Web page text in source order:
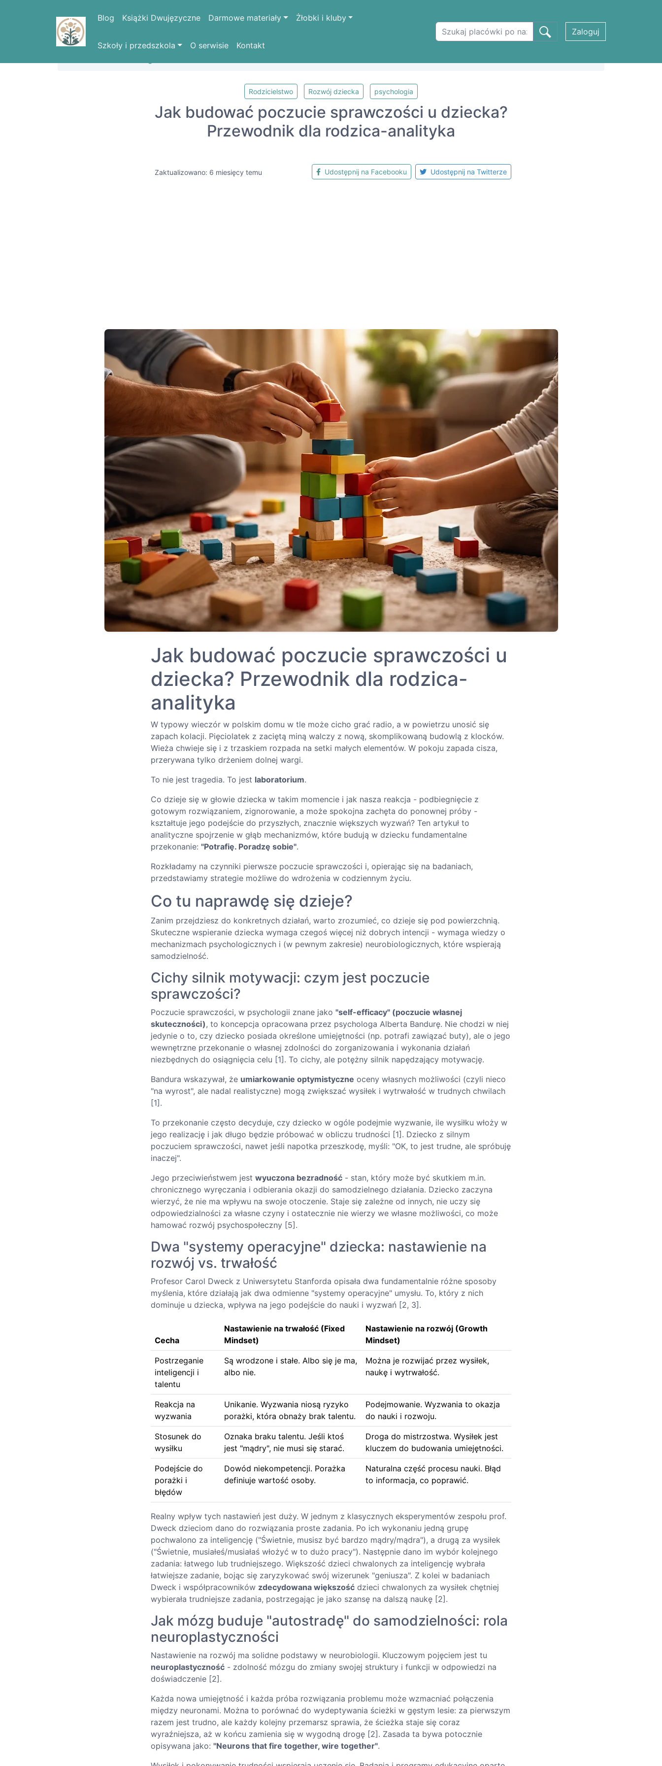
Blog Książki Dwujęzyczne Darmowe materiały Żłobki i kluby
Szkoły i przedszkola O serwisie Kontakt
Zaloguj
Rodzicielstwo Rozwój dziecka psychologia
Jak budować poczucie sprawczości u dziecka?
Przewodnik dla rodzica-analityka
Zaktualizowano: 6 miesięcy temu Udostępnij na Facebooku Udostępnij na Twitterze
Jak budować poczucie sprawczości u
dziecka? Przewodnik dla rodzica-
analityka
W typowy wieczór w polskim domu w tle może cicho grać radio, a w powietrzu unosić się
zapach kolacji. Pięciolatek z zaciętą miną walczy z nową, skomplikowaną budowlą z klocków.
Wieża chwieje się i z trzaskiem rozpada na setki małych elementów. W pokoju zapada cisza,
przerywana tylko drżeniem dolnej wargi.
To nie jest tragedia. To jest laboratorium.
Co dzieje się w głowie dziecka w takim momencie i jak nasza reakcja - podbiegnięcie z
gotowym rozwiązaniem, zignorowanie, a może spokojna zachęta do ponownej próby -
kształtuje jego podejście do przyszłych, znacznie większych wyzwań? Ten artykuł to
analityczne spojrzenie w głąb mechanizmów, które budują w dziecku fundamentalne
przekonanie: "Potrafię. Poradzę sobie".
Rozkładamy na czynniki pierwsze poczucie sprawczości i, opierając się na badaniach,
przedstawiamy strategie możliwe do wdrożenia w codziennym życiu.
Co tu naprawdę się dzieje?
Zanim przejdziesz do konkretnych działań, warto zrozumieć, co dzieje się pod powierzchnią.
Skuteczne wspieranie dziecka wymaga czegoś więcej niż dobrych intencji - wymaga wiedzy o
mechanizmach psychologicznych i (w pewnym zakresie) neurobiologicznych, które wspierają
samodzielność.
Cichy silnik motywacji: czym jest poczucie
sprawczości?
Poczucie sprawczości, w psychologii znane jako "self-efficacy" (poczucie własnej
skuteczności), to koncepcja opracowana przez psychologa Alberta Bandurę. Nie chodzi w niej
jedynie o to, czy dziecko posiada określone umiejętności (np. potrafi zawiązać buty), ale o jego
wewnętrzne przekonanie o własnej zdolności do zorganizowania i wykonania działań
niezbędnych do osiągnięcia celu [1]. To cichy, ale potężny silnik napędzający motywację.
Bandura wskazywał, że umiarkowanie optymistyczne oceny własnych możliwości (czyli nieco
"na wyrost", ale nadal realistyczne) mogą zwiększać wysiłek i wytrwałość w trudnych chwilach
[1].
To przekonanie często decyduje, czy dziecko w ogóle podejmie wyzwanie, ile wysiłku włoży w
jego realizację i jak długo będzie próbować w obliczu trudności [1]. Dziecko z silnym
poczuciem sprawczości, nawet jeśli napotka przeszkodę, myśli: "OK, to jest trudne, ale spróbuję
inaczej".
Jego przeciwieństwem jest wyuczona bezradność - stan, który może być skutkiem m.in.
chronicznego wyręczania i odbierania okazji do samodzielnego działania. Dziecko zaczyna
wierzyć, że nie ma wpływu na swoje otoczenie. Staje się zależne od innych, nie uczy się
odpowiedzialności za własne czyny i ostatecznie nie wierzy we własne możliwości, co może
hamować rozwój psychospołeczny [5].
Dwa "systemy operacyjne" dziecka: nastawienie na
rozwój vs. trwałość
Profesor Carol Dweck z Uniwersytetu Stanforda opisała dwa fundamentalnie różne sposoby
myślenia, które działają jak dwa odmienne "systemy operacyjne" umysłu. To, który z nich
dominuje u dziecka, wpływa na jego podejście do nauki i wyzwań [2, 3].
Cecha
Nastawienie na trwałość (Fixed
Mindset)
Nastawienie na rozwój (Growth
Mindset)
Postrzeganie
inteligencji i
talentu
Są wrodzone i stałe. Albo się je ma,
albo nie.
Można je rozwijać przez wysiłek,
naukę i wytrwałość.
Reakcja na
wyzwania
Unikanie. Wyzwania niosą ryzyko
porażki, która obnaży brak talentu.
Podejmowanie. Wyzwania to okazja
do nauki i rozwoju.
Stosunek do
wysiłku
Oznaka braku talentu. Jeśli ktoś
jest "mądry", nie musi się starać.
Droga do mistrzostwa. Wysiłek jest
kluczem do budowania umiejętności.
Podejście do
porażki i
błędów
Dowód niekompetencji. Porażka
definiuje wartość osoby.
Naturalna część procesu nauki. Błąd
to informacja, co poprawić.
Realny wpływ tych nastawień jest duży. W jednym z klasycznych eksperymentów zespołu prof.
Dweck dzieciom dano do rozwiązania proste zadania. Po ich wykonaniu jedną grupę
pochwalono za inteligencję ("Świetnie, musisz być bardzo mądry/mądra"), a drugą za wysiłek
("Świetnie, musiałeś/musiałaś włożyć w to dużo pracy"). Następnie dano im wybór kolejnego
zadania: łatwego lub trudniejszego. Większość dzieci chwalonych za inteligencję wybrała
łatwiejsze zadanie, bojąc się zaryzykować swój wizerunek "geniusza". Z kolei w badaniach
Dweck i współpracowników zdecydowana większość dzieci chwalonych za wysiłek chętniej
wybierała trudniejsze zadania, postrzegając je jako szansę na dalszą naukę [2].
Jak mózg buduje "autostradę" do samodzielności: rola
neuroplastyczności
Nastawienie na rozwój ma solidne podstawy w neurobiologii. Kluczowym pojęciem jest tu
neuroplastyczność - zdolność mózgu do zmiany swojej struktury i funkcji w odpowiedzi na
doświadczenie [2].
Każda nowa umiejętność i każda próba rozwiązania problemu może wzmacniać połączenia
między neuronami. Można to porównać do wydeptywania ścieżki w gęstym lesie: za pierwszym
razem jest trudno, ale każdy kolejny przemarsz sprawia, że ścieżka staje się coraz
wyraźniejsza, aż w końcu zamienia się w wygodną drogę [2]. Zasada ta bywa potocznie
opisywana jako: "Neurons that fire together, wire together".